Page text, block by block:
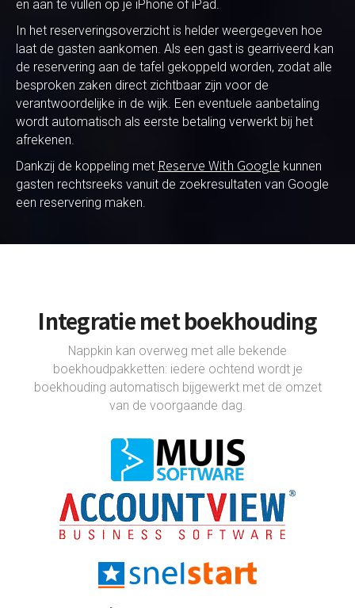
en aan te vullen op je iPhone of iPad.
In het reserveringsoverzicht is helder weergegeven hoe
laat de gasten aankomen. Als een gast is gearriveerd kan
de reservering aan de tafel gekoppeld worden, zodat alle
besproken zaken direct zichtbaar zijn voor de
verantwoordelijke in de wijk. Een eventuele aanbetaling
wordt automatisch als eerste betaling verwerkt bij het
afrekenen.
Dankzij de koppeling met Reserve With Google kunnen
gasten rechtsreeks vanuit de zoekresultaten van Google
een reservering maken.
Integratie met boekhouding
Nappkin kan overweg met alle bekende
boekhoudpakketten: iedere ochtend wordt je
boekhouding automatisch bijgewerkt met de omzet
van de voorgaande dag.